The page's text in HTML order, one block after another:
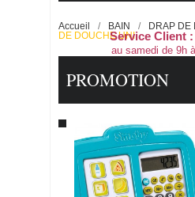
Service Client :
au samedi de 9h
Accueil / BAIN / DRAP DE
DE DOUCHE UNI
PROMOTION